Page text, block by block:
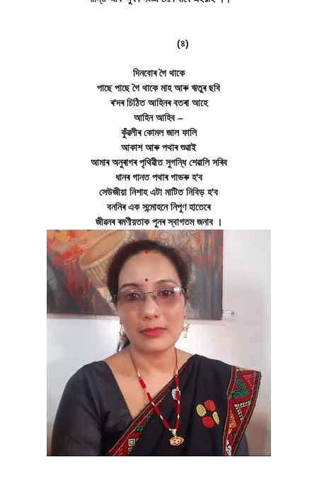
(৪)
দিনবোৰ গৈ থাকে
পাছে পাছে গৈ থাকে মাহ আৰু ঋতুৰ ছবি
ৰ'দৰ চিঠিত আহিনৰ বতৰা আহে
আহিন আহিব –
কুঁৱলীৰ কোমল জাল ফালি
আকাশ আৰু পথাৰ শুৱাই
আমাৰ অনুৰাগৰ পৃথিৱীত সুগন্ধি শেৱালি সৰিব
ধানৰ গানত পথাৰ গাভৰু হ'ব
সেউজীয়া নিশাহ এটা মাটিত নিবিড় হ'ব
বননিৰ এক সন্মোহনে নিপুণ হাতেৰে
জীৱনৰ ৰমণীয়তাক পুনৰ স্বাগতম জনাব ।